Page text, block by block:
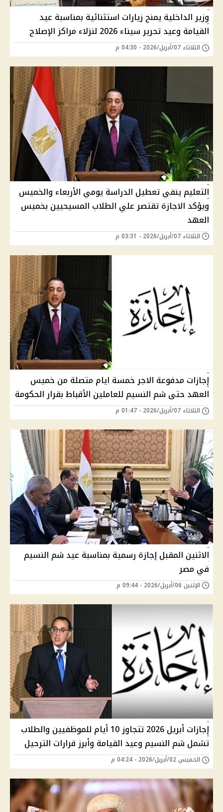
وزير الداخلية يمنح زيارات استثنائية بمناسبة عيد
القيامة وعيد تحرير سيناء 2026 لنزلاء مراكز الإصلاح
الثلاثاء 07/أبريل/2026 - 04:30 م
التعليم ينفي تعطيل الدراسة يومي الأربعاء والخميس
ويؤكد الاجازة تقتصر علي الطلاب المسيحيين بخميس
العهد
الثلاثاء 07/أبريل/2026 - 03:31 م
إجازات مدفوعة الاجر خمسة ايام متصلة من خميس
العهد حتى شم النسيم للعاملين الأقباط بقرار الحكومة
الثلاثاء 07/أبريل/2026 - 01:47 م
الاثنين المقبل إجازة رسمية بمناسبة عيد شم النسيم
في مصر
الإثنين 06/أبريل/2026 - 09:44 م
إجازات أبريل 2026 تتجاوز 10 أيام للموظفيين والطلاب
تشمل شم النسيم وعيد القيامة وأبرز قرارات الترحيل
الخميس 02/أبريل/2026 - 04:24 م